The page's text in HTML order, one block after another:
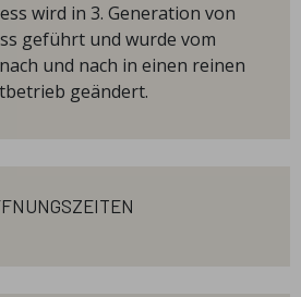
wird in 3. Generation von
geführt und wurde vom
und nach in einen reinen
geändert.